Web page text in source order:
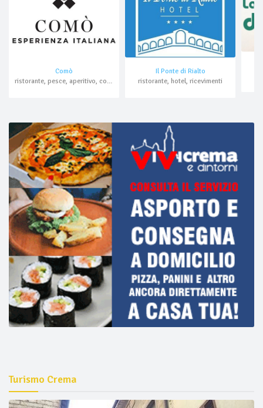
Comò
ristorante, pesce, aperitivo, cocktail bar, pranzo di lavoro
Il Ponte di Rialto
ristorante, hotel, ricevimenti
Turismo Crema